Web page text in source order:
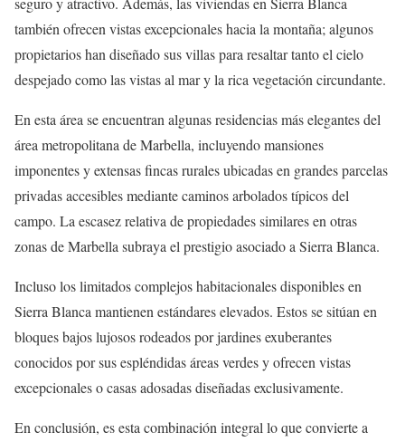
también ofrecen vistas excepcionales hacia la montaña; algunos
propietarios han diseñado sus villas para resaltar tanto el cielo
despejado como las vistas al mar y la rica vegetación circundante.
En esta área se encuentran algunas residencias más elegantes del
área metropolitana de Marbella, incluyendo mansiones
imponentes y extensas fincas rurales ubicadas en grandes parcelas
privadas accesibles mediante caminos arbolados típicos del
campo. La escasez relativa de propiedades similares en otras
zonas de Marbella subraya el prestigio asociado a Sierra Blanca.
Incluso los limitados complejos habitacionales disponibles en
Sierra Blanca mantienen estándares elevados. Estos se sitúan en
bloques bajos lujosos rodeados por jardines exuberantes
conocidos por sus espléndidas áreas verdes y ofrecen vistas
excepcionales o casas adosadas diseñadas exclusivamente.
En conclusión, es esta combinación integral lo que convierte a